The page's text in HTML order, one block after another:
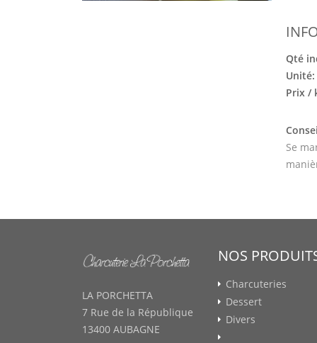
Qté
Unité:
Prix /
Se
LA PORCHETTA
7 Rue de la République
13400 AUBAGNE
NOS
Charcuteries
Dessert
Divers